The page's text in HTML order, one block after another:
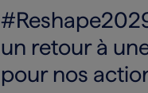
un retour à
pour nos